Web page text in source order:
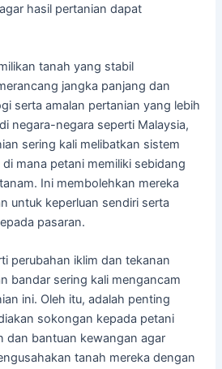
hasil pertanian dapat
tanah yang stabil
jangka panjang dan
serta amalan pertanian yang lebih
negara-negara seperti Malaysia,
sering kali melibatkan sistem
mana petani memiliki sebidang
Ini membolehkan mereka
untuk keperluan sendiri serta
pasaran.
perubahan iklim dan tekanan
bandar sering kali mengancam
ini. Oleh itu, adalah penting
sokongan kepada petani
dan bantuan kewangan agar
tanah mereka dengan